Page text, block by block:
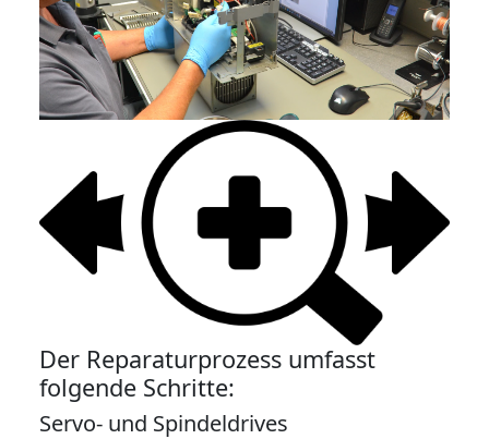
Der Reparaturprozess umfasst
folgende Schritte:
Servo- und Spindeldrives